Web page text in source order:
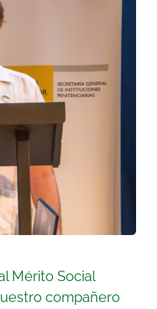
Mérito Social
compañero